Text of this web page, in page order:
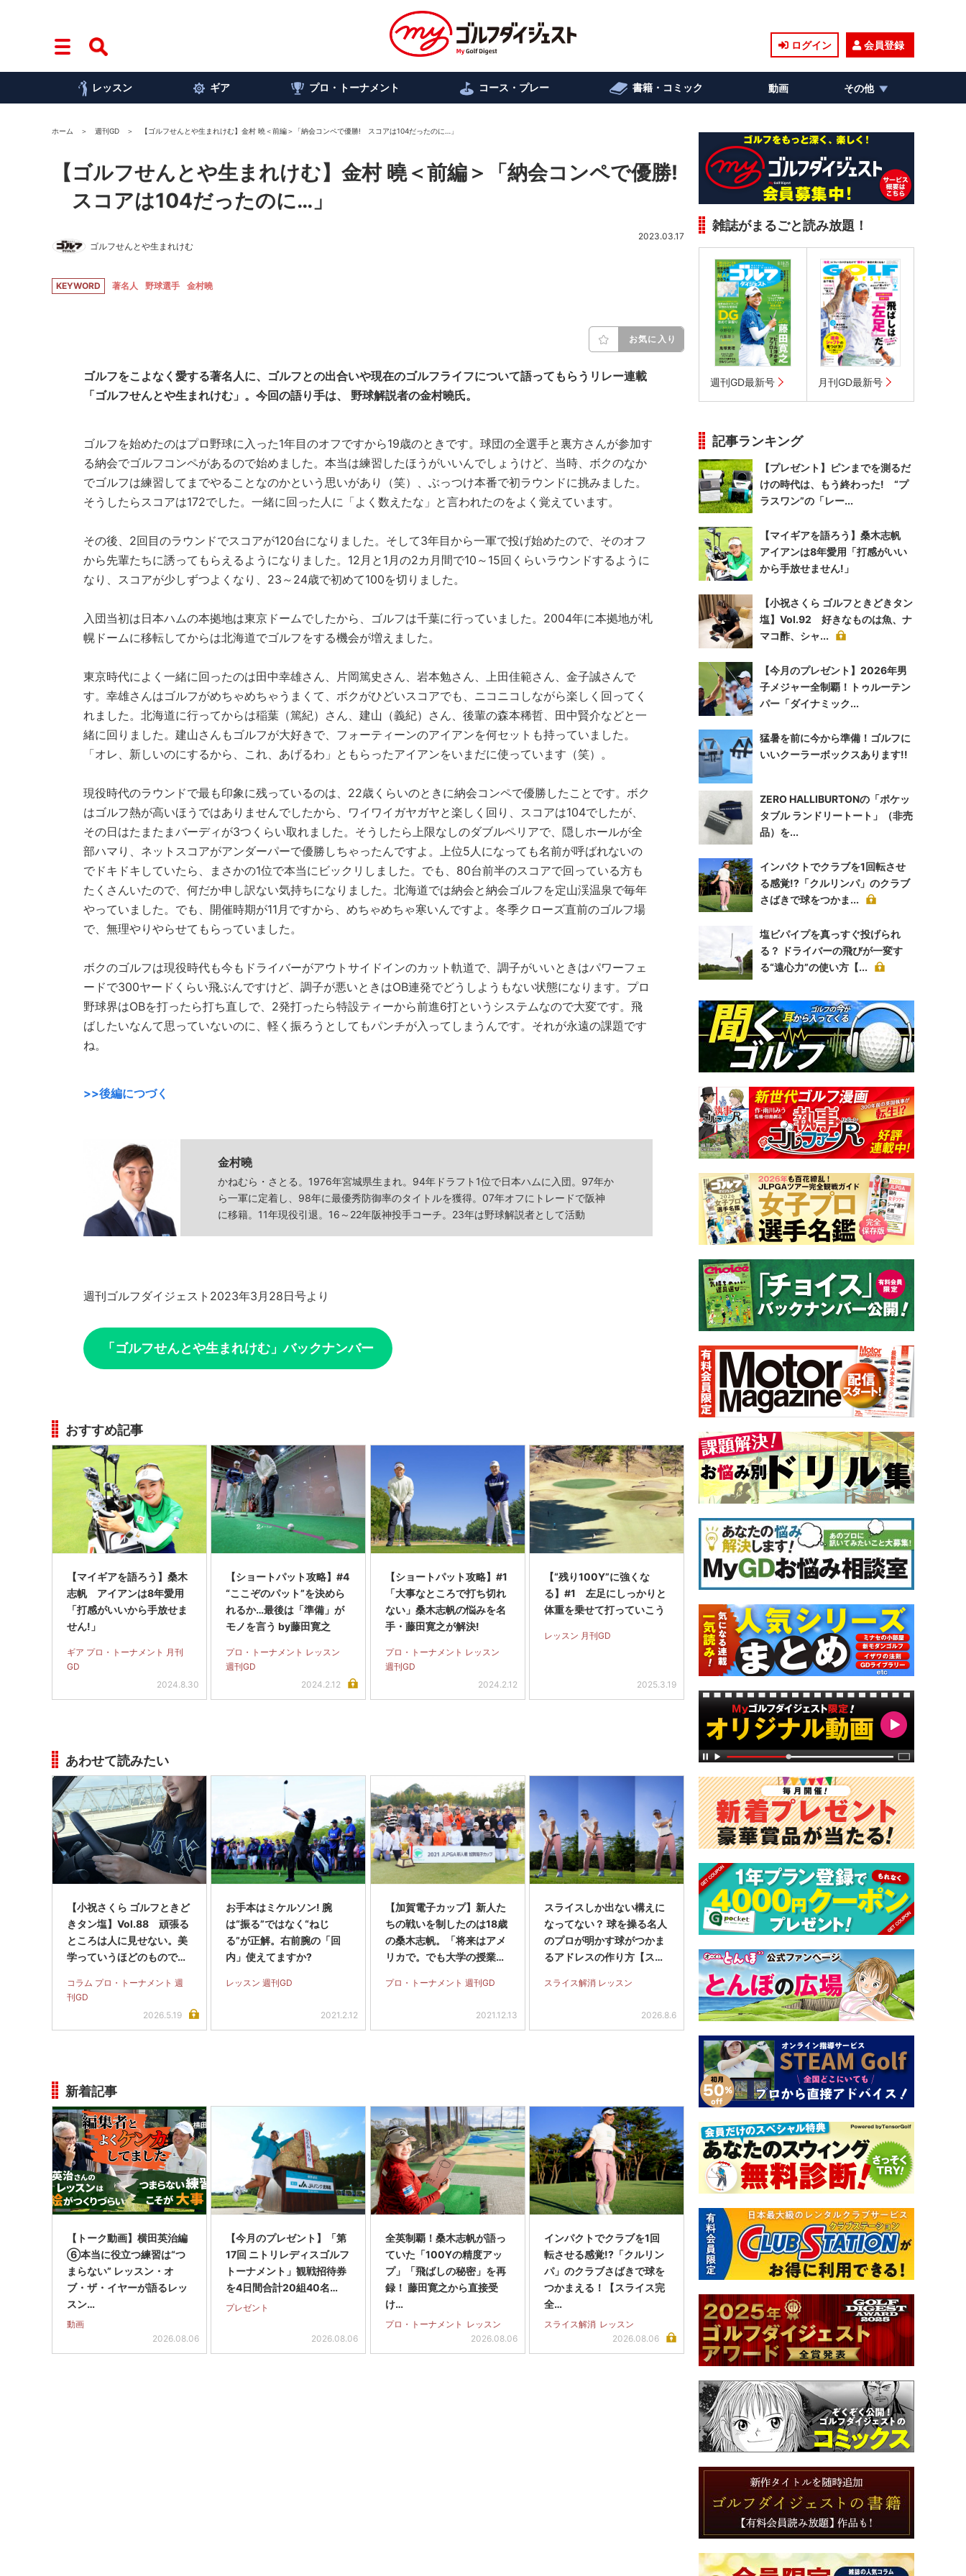
ログイン 会員登録
レッスン ギア プロ・トーナメント コース・プレー 書籍・コミック 動画 その他
ホーム 週刊GD 【ゴルフせんとや生まれけむ】金村 曉＜前編＞「納会コンペで優勝! スコアは104だったのに…」
【ゴルフせんとや生まれけむ】金村 曉＜前編＞「納会コンペで優勝!
スコアは104だったのに…」
ゴルフせんとや生まれけむ
2023.03.17
KEYWORD 著名人 野球選手 金村曉
お気に入り
ゴルフをこよなく愛する著名人に、ゴルフとの出合いや現在のゴルフライフについて語ってもらうリレー連載
「ゴルフせんとや生まれけむ」。今回の語り手は、 野球解説者の金村曉氏。
ゴルフを始めたのはプロ野球に入った1年目のオフですから19歳のときです。球団の全選手と裏方さんが参加す
る納会でゴルフコンペがあるので始めました。本当は練習したほうがいいんでしょうけど、当時、ボクのなか
でゴルフは練習してまでやることなのかという思いがあり（笑）、ぶっつけ本番で初ラウンドに挑みました。
そうしたらスコアは172でした。一緒に回った人に「よく数えたな」と言われたのをよく覚えています。
その後、2回目のラウンドでスコアが120台になりました。そして3年目から一軍で投げ始めたので、そのオフ
から先輩たちに誘ってもらえるようになりました。12月と1月の2カ月間で10～15回くらいラウンドするように
なり、スコアが少しずつよくなり、23～24歳で初めて100を切りました。
入団当初は日本ハムの本拠地は東京ドームでしたから、ゴルフは千葉に行っていました。2004年に本拠地が札
幌ドームに移転してからは北海道でゴルフをする機会が増えました。
東京時代によく一緒に回ったのは田中幸雄さん、片岡篤史さん、岩本勉さん、上田佳範さん、金子誠さんで
す。幸雄さんはゴルフがめちゃめちゃうまくて、ボクがひどいスコアでも、ニコニコしながら楽しく回ってく
れました。北海道に行ってからは稲葉（篤紀）さん、建山（義紀）さん、後輩の森本稀哲、田中賢介などと一
緒に回りました。建山さんもゴルフが大好きで、フォーティーンのアイアンを何セットも持っていました。
「オレ、新しいのにするから、これ、あげるわ」ともらったアイアンをいまだに使っています（笑）。
現役時代のラウンドで最も印象に残っているのは、22歳くらいのときに納会コンペで優勝したことです。ボク
はゴルフ熱が高いほうではありませんでしたから、ワイワイガヤガヤと楽しく回り、スコアは104でしたが、
その日はたまたまバーディが3つくらい取れました。そうしたら上限なしのダブルペリアで、隠しホールが全
部ハマり、ネットスコアがアンダーパーで優勝しちゃったんですよ。上位5人になっても名前が呼ばれないの
でドキドキしていたら、まさかの1位で本当にビックリしました。でも、80台前半のスコアで回っている方も
たくさんいたので、何だか申し訳ない気持ちになりました。北海道では納会と納会ゴルフを定山渓温泉で毎年
やっていました。でも、開催時期が11月ですから、めちゃめちゃ寒いんですよ。冬季クローズ直前のゴルフ場
で、無理やりやらせてもらっていました。
ボクのゴルフは現役時代も今もドライバーがアウトサイドインのカット軌道で、調子がいいときはパワーフェ
ードで300ヤードくらい飛ぶんですけど、調子が悪いときはOB連発でどうしようもない状態になります。プロ
野球界はOBを打ったら打ち直しで、2発打ったら特設ティーから前進6打というシステムなので大変です。飛
ばしたいなんて思っていないのに、軽く振ろうとしてもパンチが入ってしまうんです。それが永遠の課題です
ね。
>>後編につづく
金村曉
かねむら・さとる。1976年宮城県生まれ。94年ドラフト1位で日本ハムに入団。97年か
ら一軍に定着し、98年に最優秀防御率のタイトルを獲得。07年オフにトレードで阪神
に移籍。11年現役引退。16～22年阪神投手コーチ。23年は野球解説者として活動
週刊ゴルフダイジェスト2023年3月28日号より
「ゴルフせんとや生まれけむ」バックナンバー
おすすめ記事
【マイギアを語ろう】桑木
志帆 アイアンは8年愛用
「打感がいいから手放せま
せん!」
ギア プロ・トーナメント 月刊
GD
2024.8.30
【ショートパット攻略】#4
“ここぞのパット”を決めら
れるか…最後は「準備」が
モノを言う by藤田寛之
プロ・トーナメント レッスン
週刊GD
2024.2.12
【ショートパット攻略】#1
「大事なところで打ち切れ
ない」桑木志帆の悩みを名
手・藤田寛之が解決!
プロ・トーナメント レッスン
週刊GD
2024.2.12
【“残り100Y”に強くな
る】#1 左足にしっかりと
体重を乗せて打っていこう
レッスン 月刊GD
2025.3.19
あわせて読みたい
【小祝さくら ゴルフときど
きタン塩】Vol.88 頑張る
ところは人に見せない。美
学っていうほどのものでは
コラム プロ・トーナメント 週
刊GD
2026.5.19
お手本はミケルソン! 腕
は“振る”ではなく“ねじ
る”が正解。右前腕の「回
内」使えてますか?
レッスン 週刊GD
2021.2.12
【加賀電子カップ】新人た
ちの戦いを制したのは18歳
の桑木志帆。「将来はアメ
リカで。でも大学の授業に
プロ・トーナメント 週刊GD
2021.12.13
スライスしか出ない構えに
なってない？ 球を操る名人
のプロが明かす球がつかま
るアドレスの作り方【スラ
スライス解消 レッスン
2026.8.6
新着記事
【トーク動画】横田英治編
⑥本当に役立つ練習は“つ
まらない” レッスン・オ
ブ・ザ・イヤーが語るレッ
スン…
動画
2026.08.06
【今月のプレゼント】「第
17回 ニトリレディスゴルフ
トーナメント」観戦招待券
を4日間合計20組40名…
プレゼント
2026.08.06
全英制覇！桑木志帆が語っ
ていた「100Yの精度アッ
プ」「飛ばしの秘密」を再
録！ 藤田寛之から直接受
け…
プロ・トーナメント レッスン
2026.08.06
インパクトでクラブを1回
転させる感覚!?「クルリン
パ」のクラブさばきで球を
つかまえる！【スライス完
全…
スライス解消 レッスン
2026.08.06
雑誌がまるごと読み放題！
週刊GD最新号 月刊GD最新号
記事ランキング
【プレゼント】ピンまでを測るだ
けの時代は、もう終わった! “プ
ラスワン”の「レー...
【マイギアを語ろう】桑木志帆
アイアンは8年愛用「打感がいい
から手放せません!」
【小祝さくら ゴルフときどきタン
塩】Vol.92 好きなものは魚、ナ
マコ酢、シャ...
【今月のプレゼント】2026年男
子メジャー全制覇！トゥルーテン
パー「ダイナミック...
猛暑を前に今から準備！ゴルフに
いいクーラーボックスあります!!
ZERO HALLIBURTONの「ポケッ
タブル ランドリートート」（非売
品）を...
インパクトでクラブを1回転させ
る感覚!?「クルリンパ」のクラブ
さばきで球をつかま...
塩ビパイプを真っすぐ投げられ
る？ ドライバーの飛びが一変す
る“遠心力”の使い方【...